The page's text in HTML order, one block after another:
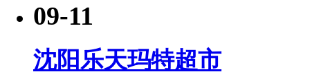
09-11
沈阳乐天玛特超市